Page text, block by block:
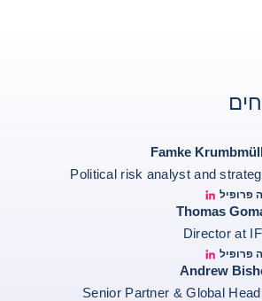
Famke
Political risk analyst and
פרופילFamke
Thomas
Director at
פרופיל
Thomas
Andrew
Senior Partner & Global